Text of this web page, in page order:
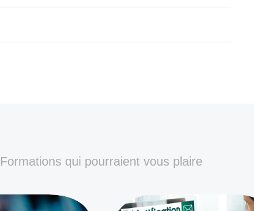
Formations qui pourraient vous plaire